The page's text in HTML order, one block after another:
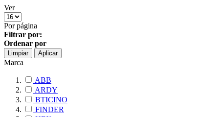
Ver
Por página
Filtrar por:
Ordenar por
Limpiar Aplicar
Marca
ABB
ARDY
BTICINO
FINDER